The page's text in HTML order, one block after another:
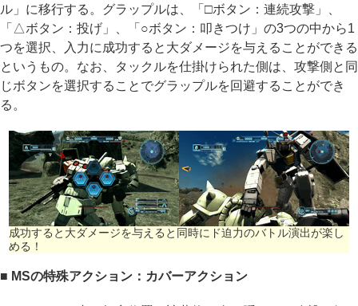
ル」に移行する。グラップルは、「□ボタン：連続攻撃」、
「△ボタン：投げ」、「○ボタン：叩きつけ」の3つの中から1
つを選択、入力に成功すると大ダメージを与えることができる
というもの。なお、タックルを仕掛けられた側は、攻撃側と同
じボタンを選択することでグラップルを回避することができ
る。
成功すると大ダメージを与えると同時にド迫力のバトル演出が楽し
める！
■ MSの特殊アクション：カバーアクション